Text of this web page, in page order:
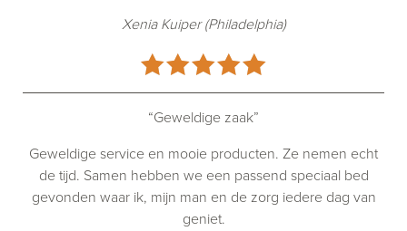
Xenia Kuiper (Philadelphia)
“Geweldige zaak”
Geweldige service en mooie producten. Ze nemen echt
de tijd. Samen hebben we een passend speciaal bed
gevonden waar ik, mijn man en de zorg iedere dag van
geniet.